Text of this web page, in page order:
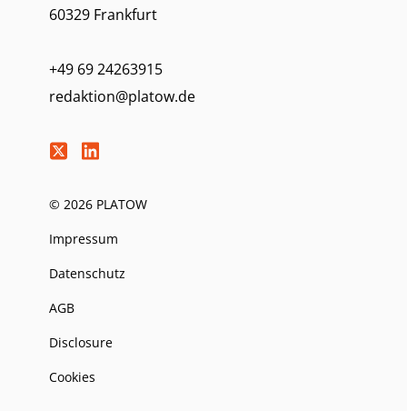
60329 Frankfurt
+49 69 24263915
redaktion@platow.de
© 2026 PLATOW
Impressum
Datenschutz
AGB
Disclosure
Cookies